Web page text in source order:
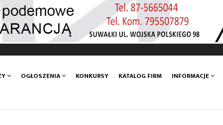
OGŁOSZENIA KONKURSY KATALOG FIRM INFORMACJE